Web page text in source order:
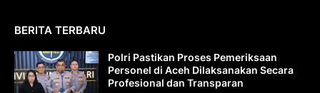
BERITA TERBARU
Polri Pastikan Proses Pemeriksaan
Personel di Aceh Dilaksanakan Secara
Profesional dan Transparan